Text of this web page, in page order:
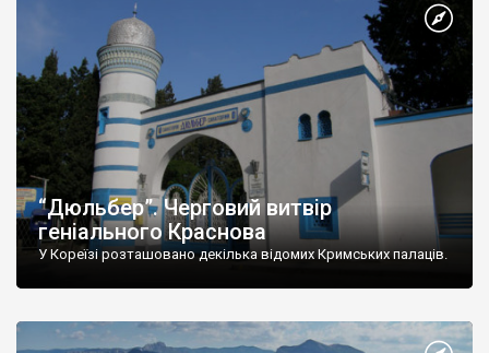
“Дюльбер”. Черговий витвір
геніального Краснова
У Кореїзі розташовано декілька відомих Кримських палаців.